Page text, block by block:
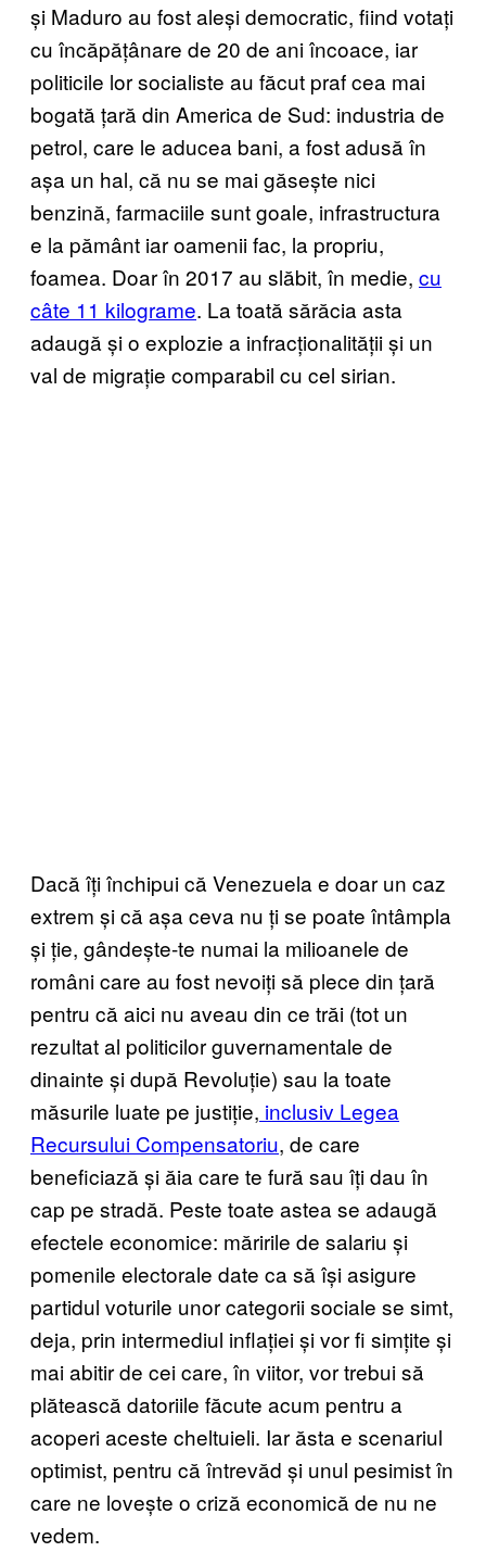
și Maduro au fost aleși democratic, fiind votați
cu încăpățânare de 20 de ani încoace, iar
politicile lor socialiste au făcut praf cea mai
bogată țară din America de Sud: industria de
petrol, care le aducea bani, a fost adusă în
așa un hal, că nu se mai găsește nici
benzină, farmaciile sunt goale, infrastructura
e la pământ iar oamenii fac, la propriu,
foamea. Doar în 2017 au slăbit, în medie, cu
câte 11 kilograme. La toată sărăcia asta
adaugă și o explozie a infracționalității și un
val de migrație comparabil cu cel sirian.
Dacă îți închipui că Venezuela e doar un caz
extrem și că așa ceva nu ți se poate întâmpla
și ție, gândește-te numai la milioanele de
români care au fost nevoiți să plece din țară
pentru că aici nu aveau din ce trăi (tot un
rezultat al politicilor guvernamentale de
dinainte și după Revoluție) sau la toate
măsurile luate pe justiție, inclusiv Legea
Recursului Compensatoriu, de care
beneficiază și ăia care te fură sau îți dau în
cap pe stradă. Peste toate astea se adaugă
efectele economice: măririle de salariu și
pomenile electorale date ca să își asigure
partidul voturile unor categorii sociale se simt,
deja, prin intermediul inflației și vor fi simțite și
mai abitir de cei care, în viitor, vor trebui să
plătească datoriile făcute acum pentru a
acoperi aceste cheltuieli. Iar ăsta e scenariul
optimist, pentru că întrevăd și unul pesimist în
care ne lovește o criză economică de nu ne
vedem.